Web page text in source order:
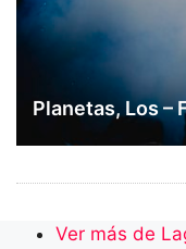
Planetas, Los –
Ver más de